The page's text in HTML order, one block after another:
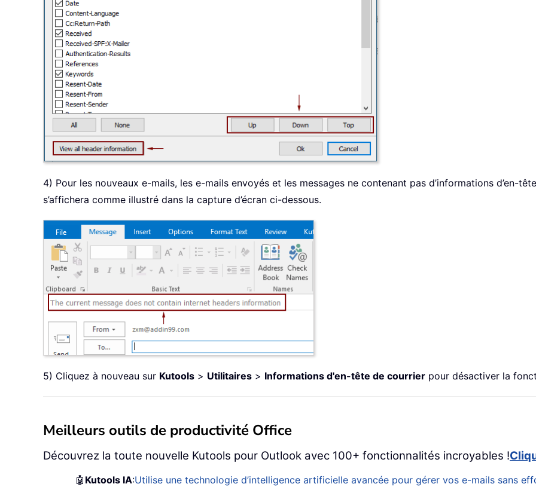
4) Pour les nouveaux e-mails, les e-mails envoyés et les messages ne contenant pas d’informations d’en-
s’affichera comme illustré dans la capture d’écran ci-dessous.
5) Cliquez à nouveau sur Kutools > Utilitaires > Informations d'en-tête de courrier pour désactiver la
Meilleurs outils de productivité Office
Découvrez la toute nouvelle Kutools pour Outlook avec 100+ fonctionnalités incroyables !
🤖 Kutools IA:Utilise une technologie d’intelligence artificielle avancée pour gérer vos e-mails sans